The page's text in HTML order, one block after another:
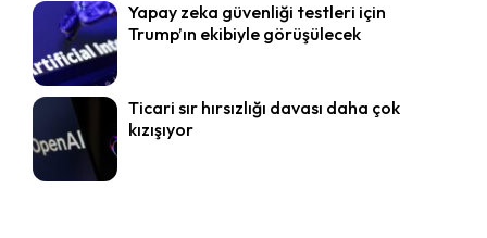
Yapay zeka güvenliği testleri için
Trump’ın ekibiyle görüşülecek
Ticari sır hırsızlığı davası daha çok
kızışıyor